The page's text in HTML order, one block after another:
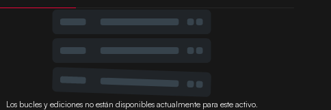
Los bucles y ediciones no están disponibles actualmente para este activo.